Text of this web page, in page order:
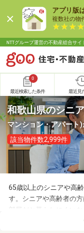
アプリ版
複数社の物
NTTグループ運営の不動産総合サイ
0
最近検索した条件 最近見
和歌山県のシニ
マンション・アパート)
該当物件数2,999件
65歳以上のシニアや高
す。シニアや高齢者の
部屋だと暮らしにくい
者向けの物件はバリア